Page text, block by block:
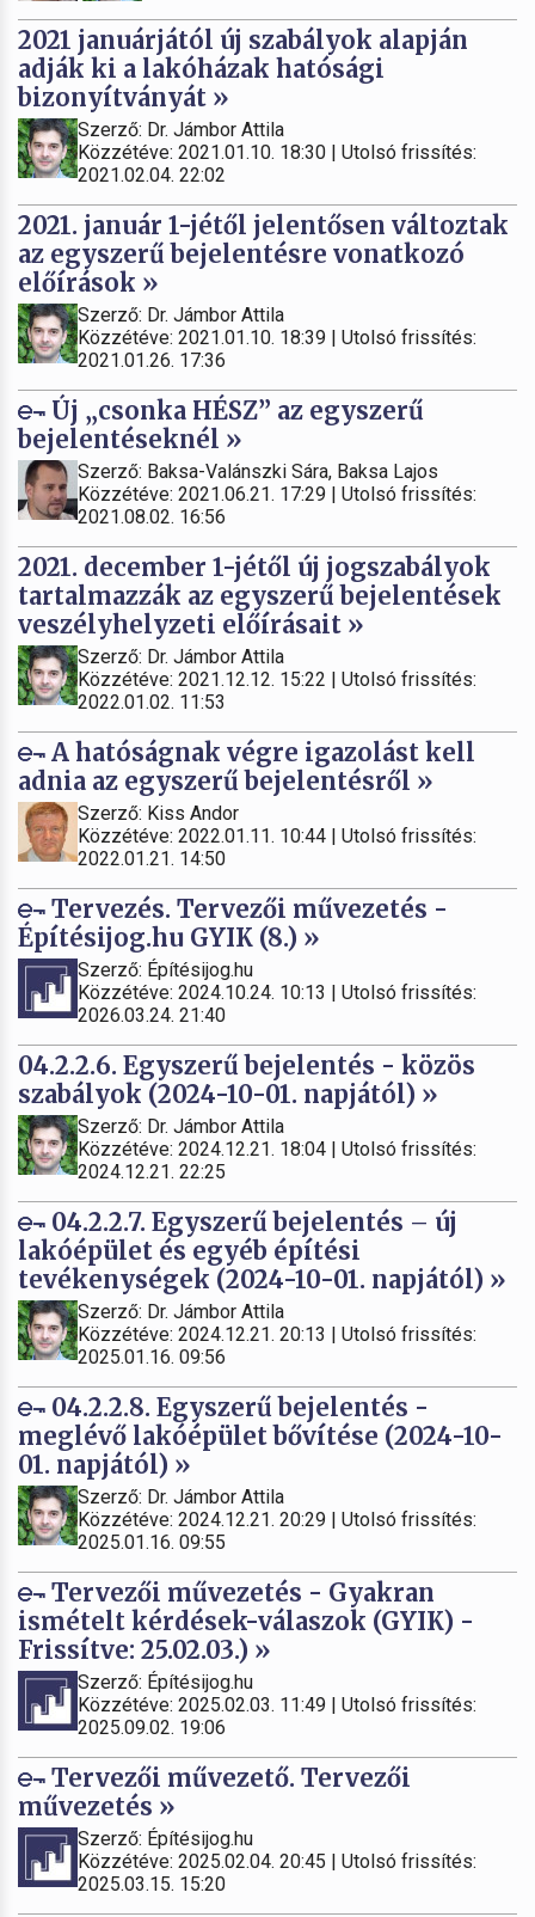
2021 januárjától új szabályok alapján
adják ki a lakóházak hatósági
bizonyítványát »
Szerző: Dr. Jámbor Attila
Közzétéve: 2021.01.10. 18:30 | Utolsó frissítés:
2021.02.04. 22:02
2021. január 1-jétől jelentősen változtak
az egyszerű bejelentésre vonatkozó
előírások »
Szerző: Dr. Jámbor Attila
Közzétéve: 2021.01.10. 18:39 | Utolsó frissítés:
2021.01.26. 17:36
Új „csonka HÉSZ” az egyszerű
bejelentéseknél »
Szerző: Baksa-Valánszki Sára, Baksa Lajos
Közzétéve: 2021.06.21. 17:29 | Utolsó frissítés:
2021.08.02. 16:56
2021. december 1-jétől új jogszabályok
tartalmazzák az egyszerű bejelentések
veszélyhelyzeti előírásait »
Szerző: Dr. Jámbor Attila
Közzétéve: 2021.12.12. 15:22 | Utolsó frissítés:
2022.01.02. 11:53
A hatóságnak végre igazolást kell
adnia az egyszerű bejelentésről »
Szerző: Kiss Andor
Közzétéve: 2022.01.11. 10:44 | Utolsó frissítés:
2022.01.21. 14:50
Tervezés. Tervezői művezetés -
Építésijog.hu GYIK (8.) »
Szerző: Építésijog.hu
Közzétéve: 2024.10.24. 10:13 | Utolsó frissítés:
2026.03.24. 21:40
04.2.2.6. Egyszerű bejelentés - közös
szabályok (2024-10-01. napjától) »
Szerző: Dr. Jámbor Attila
Közzétéve: 2024.12.21. 18:04 | Utolsó frissítés:
2024.12.21. 22:25
04.2.2.7. Egyszerű bejelentés – új
lakóépület és egyéb építési
tevékenységek (2024-10-01. napjától) »
Szerző: Dr. Jámbor Attila
Közzétéve: 2024.12.21. 20:13 | Utolsó frissítés:
2025.01.16. 09:56
04.2.2.8. Egyszerű bejelentés -
meglévő lakóépület bővítése (2024-10-
01. napjától) »
Szerző: Dr. Jámbor Attila
Közzétéve: 2024.12.21. 20:29 | Utolsó frissítés:
2025.01.16. 09:55
Tervezői művezetés - Gyakran
ismételt kérdések-válaszok (GYIK) -
Frissítve: 25.02.03.) »
Szerző: Építésijog.hu
Közzétéve: 2025.02.03. 11:49 | Utolsó frissítés:
2025.09.02. 19:06
Tervezői művezető. Tervezői
művezetés »
Szerző: Építésijog.hu
Közzétéve: 2025.02.04. 20:45 | Utolsó frissítés:
2025.03.15. 15:20